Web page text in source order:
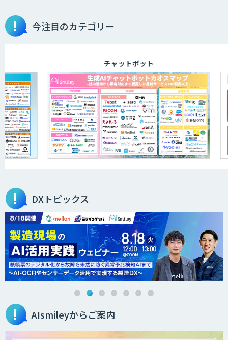
「AI課題の⽬利き」コンサルティングサ
ービス
WARP NEXT
Dify導入支援
RAG技術研修
AI活用e-Learningサービス
manebi eラーニング
今注目のカテゴリー
チャットボット
DXトピックス
AIsmileyからご案内